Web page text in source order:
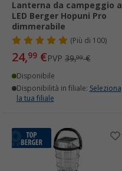
Lanterna da campeggio a
LED Berger Hopuni Pro
dimmerabile
( Più di 100)
24,99 €PVP 39,99€
Disponibile
Disponibilità in filiale: Seleziona
la tua filiale